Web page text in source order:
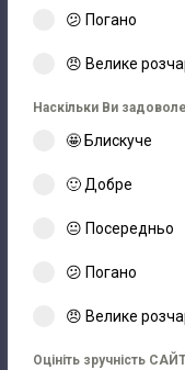
😕 Погано
😠 Велике
Наскільки Ви
🤩 Блискуче
🙂 Добре
😐 Посередньо
😕 Погано
😠 Велике
Оцініть зручність